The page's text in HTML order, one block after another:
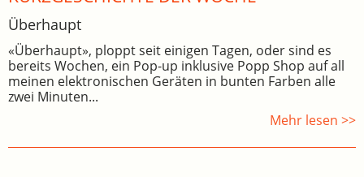
Überhaupt
«Überhaupt», ploppt seit einigen Tagen, oder sind es
bereits Wochen, ein Pop-up inklusive Popp Shop auf all
meinen elektronischen Geräten in bunten Farben alle
zwei Minuten...
Mehr lesen >>